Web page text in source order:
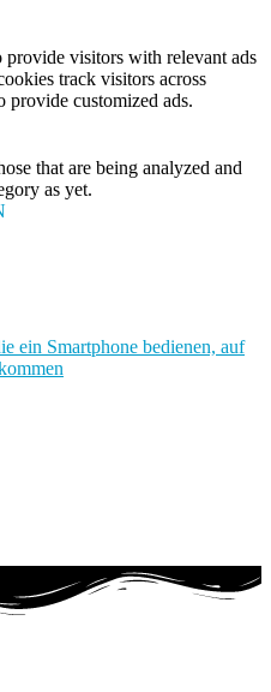
provide visitors with relevant ads
track visitors across
provide customized ads.
that are being analyzed and
as yet.